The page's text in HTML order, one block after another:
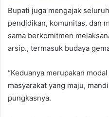
Bupati juga mengajak
pendidikan, komunitas, dan
sama berkomitmen
arsip., termasuk budaya
“Keduanya merupakan
masyarakat yang maju,
pungkasnya.